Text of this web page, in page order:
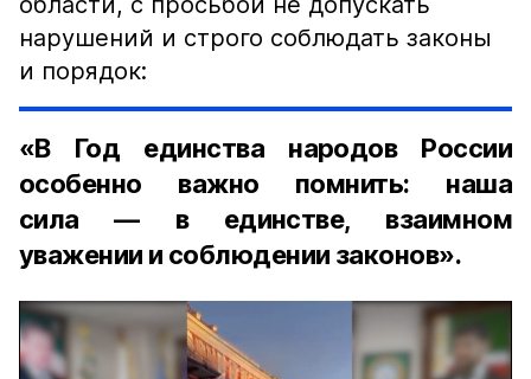
нарушений и строго соблюдать законы
и порядок:
«В Год единства народов России
особенно важно помнить: наша
сила — в единстве, взаимном
уважении и соблюдении законов».